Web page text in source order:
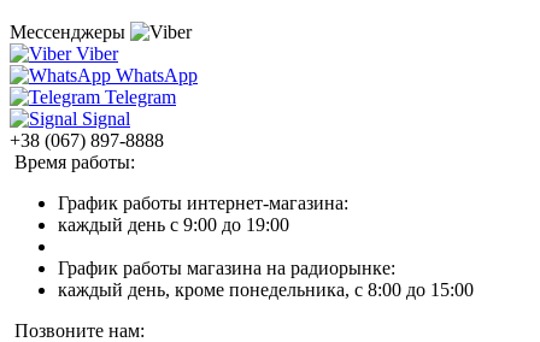
Мессенджеры
Viber
WhatsApp
Telegram
Signal
+38 (067) 897-8888
Время работы:
График работы интернет-магазина:
каждый день с 9:00 до 19:00
График работы магазина на радиорынке:
каждый день, кроме понедельника, с 8:00 до 15:00
Позвоните нам: